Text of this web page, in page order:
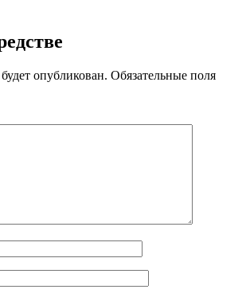
опубликован. Обязательные поля